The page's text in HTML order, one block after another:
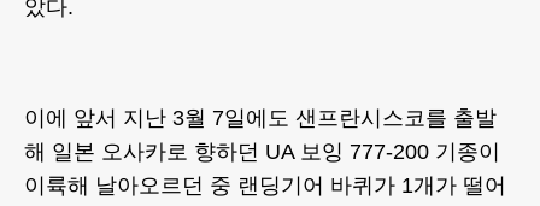
았다.
이에 앞서 지난 3월 7일에도 샌프란시스코를 출발
해 일본 오사카로 향하던 UA 보잉 777-200 기종이
이륙해 날아오르던 중 랜딩기어 바퀴가 1개가 떨어